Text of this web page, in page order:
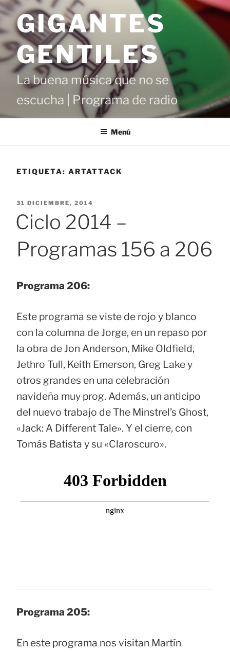
Saltar
contenido
GIGANTES
GENTILES
La buena música que no se
escucha | Programa de radio
Menú
ETIQUETA: ARTATTACK
PUBLICADO
31 DICIEMBRE, 2014
Ciclo 2014 –
Programas 156 a 206
Programa 206:
Este programa se viste de rojo y blanco
con la columna de Jorge, en un repaso por
la obra de Jon Anderson, Mike Oldfield,
Jethro Tull, Keith Emerson, Greg Lake y
otros grandes en una celebración
navideña muy prog. Además, un anticipo
del nuevo trabajo de The Minstrel’s Ghost,
«Jack: A Different Tale». Y el cierre, con
Tomás Batista y su «Claroscuro».
Programa 205:
En este programa nos visitan Martín